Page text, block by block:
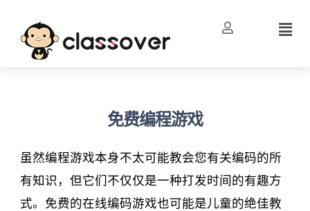
免费编程游戏
虽然编程游戏本身不太可能教会您有关编码的所
有知识，但它们不仅仅是一种打发时间的有趣方
式。免费的在线编码游戏也可能是儿童的绝佳教